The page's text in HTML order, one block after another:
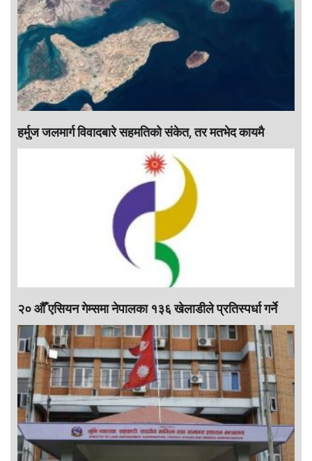
हर्मुज जलमार्ग विवादबारे सहमतिको संकेत, तर मतभेद कायमै
२० औँ एसियन गेम्समा नेपालका १३६ खेलाडीले प्रतिस्पर्धा गर्ने